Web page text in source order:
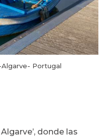
Algarve- Portugal
donde las